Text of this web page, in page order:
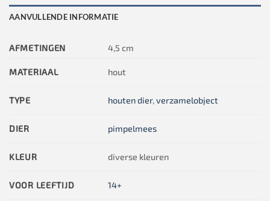
AANVULLENDE INFORMATIE
AFMETINGEN 4,5 cm
MATERIAAL hout
TYPE houten dier,verzamelobject
DIER pimpelmees
KLEUR diverse kleuren
VOOR LEEFTIJD 14+